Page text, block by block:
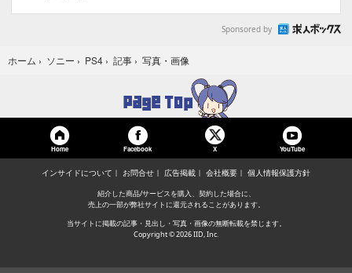
Sponsored by
ホーム › ソニー › PS4 › 記事 › 写真・画像
Home Facebook X YouTube
インサイドについて お問合せ 広告掲載 会社概要 個人情報保護方針
紹介した商品/サービスを購入、契約した場合に、
売上の一部が弊社サイトに還元されることがあります。
当サイトに掲載の記事・見出し・写真・画像の無断転載を禁じます。
Copyright © 2026 IID, Inc.